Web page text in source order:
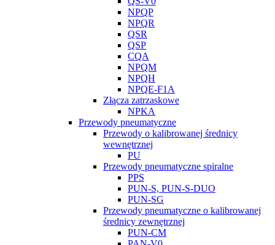
NPQP
NPQR
QSR
QSP
CQA
NPQM
NPQH
NPQE-F1A
Złącza zatrzaskowe
NPKA
Przewody pneumatyczne
Przewody o kalibrowanej średnicy
wewnętrznej
PU
Przewody pneumatyczne spiralne
PPS
PUN-S, PUN-S-DUO
PUN-SG
Przewody pneumatyczne o kalibrowanej
średnicy zewnętrznej
PUN-CM